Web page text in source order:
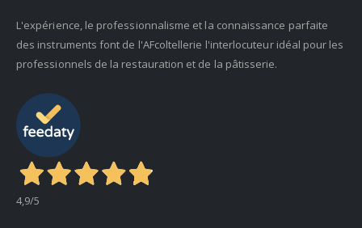
L'expérience, le professionnalisme et la connaissance parfaite
des instruments font de l'AFcoltellerie l'interlocuteur idéal pour les
professionnels de la restauration et de la pâtisserie.
4,9/5